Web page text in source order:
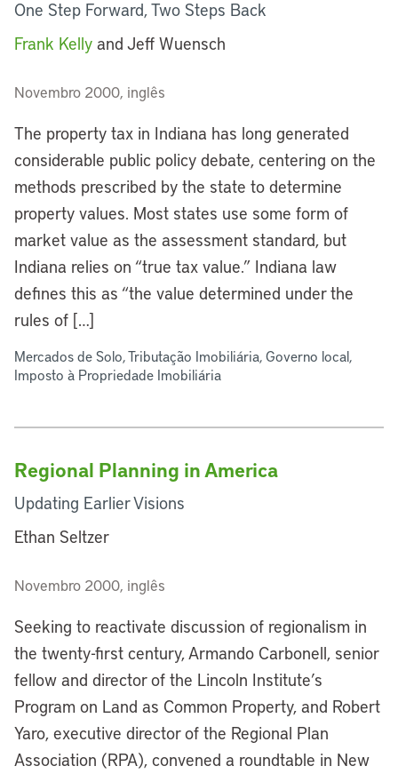
One Step Forward, Two Steps Back
Frank Kelly and Jeff Wuensch
Novembro 2000, inglês
The property tax in Indiana has long generated
considerable public policy debate, centering on the
methods prescribed by the state to determine
property values. Most states use some form of
market value as the assessment standard, but
Indiana relies on “true tax value.” Indiana law
defines this as “the value determined under the
rules of […]
Mercados de Solo, Tributação Imobiliária, Governo local,
Imposto à Propriedade Imobiliária
Regional Planning in America
Updating Earlier Visions
Ethan Seltzer
Novembro 2000, inglês
Seeking to reactivate discussion of regionalism in
the twenty-first century, Armando Carbonell, senior
fellow and director of the Lincoln Institute’s
Program on Land as Common Property, and Robert
Yaro, executive director of the Regional Plan
Association (RPA), convened a roundtable in New